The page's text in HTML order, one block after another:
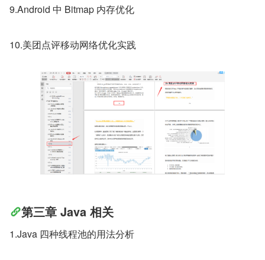
9.Android 中 Bitmap 内存优化
10.美团点评移动网络优化实践
第三章 Java 相关
1.Java 四种线程池的用法分析